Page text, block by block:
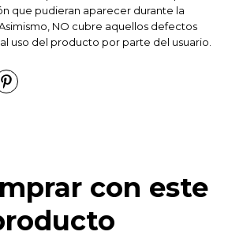
que pudieran aparecer durante la
NO cubre aquellos defectos
uso del producto por parte del usuario.
con este